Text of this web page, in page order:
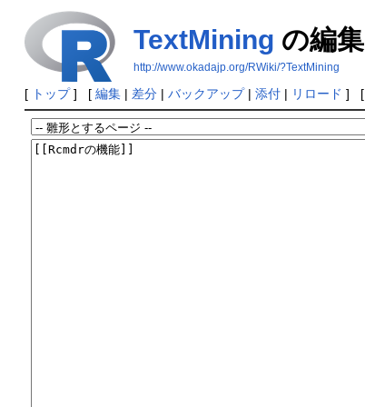
TextMining の編集
http://www.okadajp.org/RWiki/?TextMining
[ トップ] [ 編集| 差分| バックアップ| 添付| リロード ] [